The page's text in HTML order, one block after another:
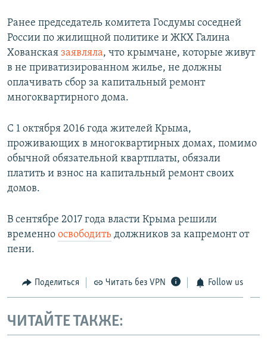
Ранее председатель комитета Госдумы соседней
России по жилищной политике и ЖКХ Галина
Хованская заявляла, что крымчане, которые живут
в не приватизированном жилье, не должны
оплачивать сбор за капитальный ремонт
многоквартирного дома.
С 1 октября 2016 года жителей Крыма,
проживающих в многоквартирных домах, помимо
обычной обязательной квартплаты, обязали
платить и взнос на капитальный ремонт своих
домов.
В сентябре 2017 года власти Крыма решили
временно освободить должников за капремонт от
пени.
Поделиться Читать без VPN Follow us
ЧИТАЙТЕ ТАКЖЕ: